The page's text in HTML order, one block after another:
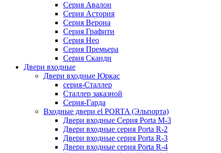
Серия Авалон
Серия Астория
Серия Верона
Серия Графити
Серия Нео
Серия Премьера
Серия Сканди
Двери входные
Двери входные Юркас
серия-Сталлер
Сталлер заказной
Серия-Гарда
Входные двери el PORTA (Эльпорта)
Двери входные Серия Porta M-3
Двери входные серия Porta R-2
Двери входные серия Porta R-3
Двери входные серия Porta R-4